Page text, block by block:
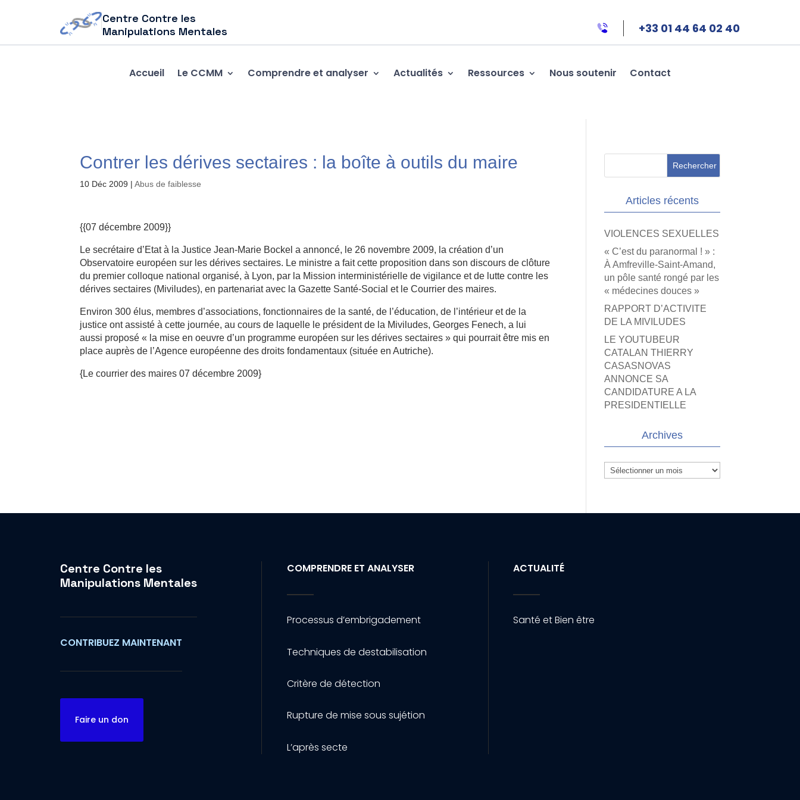
Centre Contre les
Manipulations Mentales
+33 01 44 64 02 40
Accueil Le CCMM Comprendre et analyser Actualités Ressources Nous soutenir Contact
Contrer les dérives sectaires : la boîte à outils du maire
10 Déc 2009 |Abus de faiblesse
{{07 décembre 2009}}
Le secrétaire d’Etat à la Justice Jean-Marie Bockel a annoncé, le 26 novembre 2009, la création d’un
Observatoire européen sur les dérives sectaires. Le ministre a fait cette proposition dans son discours de clôture
du premier colloque national organisé, à Lyon, par la Mission interministérielle de vigilance et de lutte contre les
dérives sectaires (Miviludes), en partenariat avec la Gazette Santé-Social et le Courrier des maires.
Environ 300 élus, membres d’associations, fonctionnaires de la santé, de l’éducation, de l’intérieur et de la
justice ont assisté à cette journée, au cours de laquelle le président de la Miviludes, Georges Fenech, a lui
aussi proposé « la mise en oeuvre d’un programme européen sur les dérives sectaires » qui pourrait être mis en
place auprès de l’Agence européenne des droits fondamentaux (située en Autriche).
{Le courrier des maires 07 décembre 2009}
Articles récents
VIOLENCES SEXUELLES
« C’est du paranormal ! » :
À Amfreville-Saint-Amand,
un pôle santé rongé par les
« médecines douces »
RAPPORT D’ACTIVITE
DE LA MIVILUDES
LE YOUTUBEUR
CATALAN THIERRY
CASASNOVAS
ANNONCE SA
CANDIDATURE A LA
PRESIDENTIELLE
Archives
Archives
Centre Contre les
Manipulations Mentales
CONTRIBUEZ MAINTENANT
Faire un don
COMPRENDRE ET ANALYSER
Processus d’embrigadement
Techniques de destabilisation
Critère de détection
Rupture de mise sous sujétion
L’après secte
ACTUALITÉ
Santé et Bien être